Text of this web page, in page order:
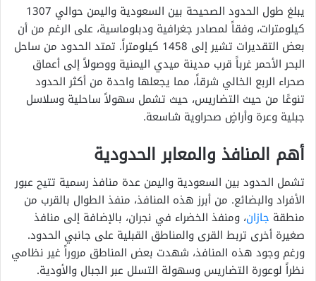
يبلغ طول الحدود الصحيحة بين السعودية واليمن حوالي 1307
كيلومترات، وفقاً لمصادر جغرافية ودبلوماسية، على الرغم من أن
بعض التقديرات تشير إلى 1458 كيلومتراً. تمتد الحدود من ساحل
البحر الأحمر غرباً قرب مدينة ميدي اليمنية ووصولاً إلى أعماق
صحراء الربع الخالي شرقاً، مما يجعلها واحدة من أكثر الحدود
تنوعًا من حيث التضاريس، حيث تشمل سهولاً ساحلية وسلاسل
جبلية وعرة وأراضٍ صحراوية شاسعة.
أهم المنافذ والمعابر الحدودية
تشمل الحدود بين السعودية واليمن عدة منافذ رسمية تتيح عبور
الأفراد والبضائع. من أبرز هذه المنافذ، منفذ الطوال بالقرب من
منطقة جازان، ومنفذ الخضراء في نجران، بالإضافة إلى منافذ
صغيرة أخرى تربط القرى والمناطق القبلية على جانبي الحدود.
ورغم وجود هذه المنافذ، شهدت بعض المناطق مروراً غير نظامي
نظراً لوعورة التضاريس وسهولة التسلل عبر الجبال والأودية.